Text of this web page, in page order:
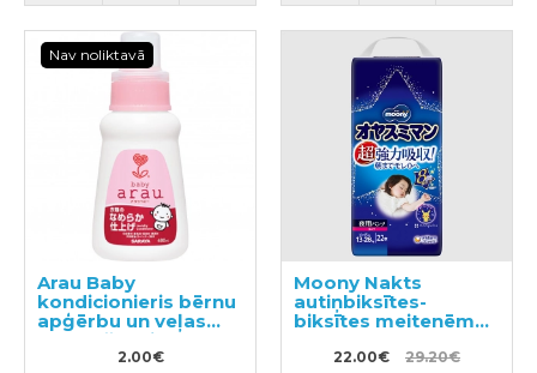
Nav noliktavā
Arau Baby
kondicionieris bērnu
apģērbu un veļas
mazgāšanai,
paraugs 50ml
2.00€
Moony Nakts
autiņbiksītes-
biksītes meitenēm
22.00€ 29.20€